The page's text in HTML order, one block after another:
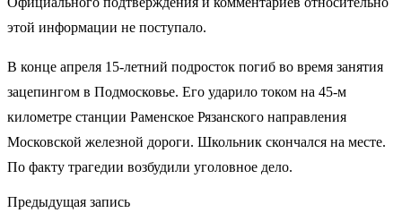
этой информации не поступало.
В конце апреля 15-летний подросток погиб во время занятия
зацепингом в Подмосковье. Его ударило током на 45-м
километре станции Раменское Рязанского направления
Московской железной дороги. Школьник скончался на месте.
По факту трагедии возбудили уголовное дело.
Предыдущая запись